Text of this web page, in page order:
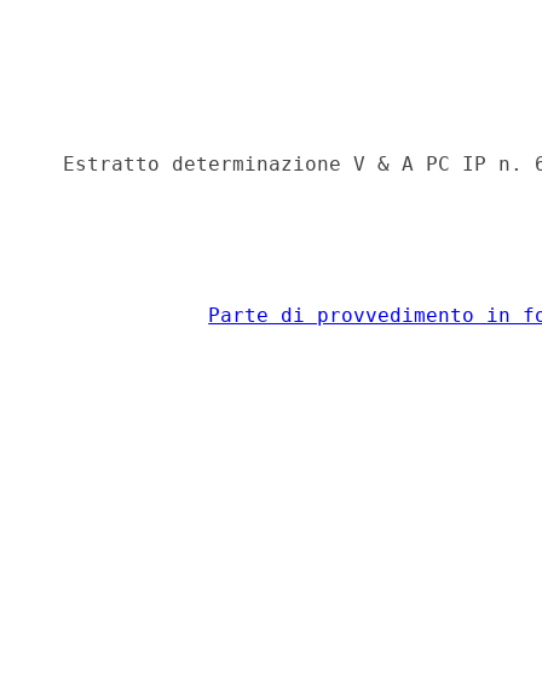
Estratto determinazione V & A PC IP n.
Parte di provvedimento in